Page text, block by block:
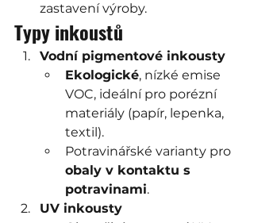
zastavení výroby.
Typy inkoustů
Vodní pigmentové inkousty
Ekologické, nízké emise
VOC, ideální pro porézní
materiály (papír, lepenka,
textil).
Potravinářské varianty pro
obaly v kontaktu s
potravinami.
UV inkousty